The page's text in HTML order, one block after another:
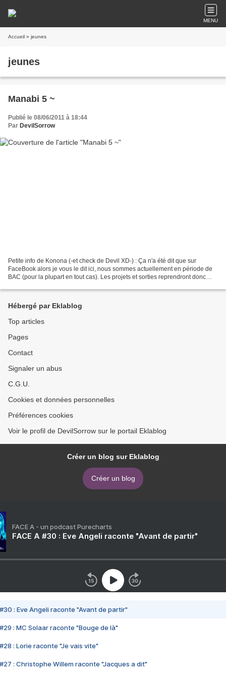
MENU
Accueil » jeunes
jeunes
Manabi 5 ~
Publié le 08/06/2011 à 18:44
Par DevilSorrow
Petite info de Konona (-et check de Devil XD-) : Ça n'a été dit que sur
FaceBook alors je vous le dit ici, nous sommes actuellement en période de
BAC (pour la plupart en tout cas). Les projets et sorties reprendront donc
Hébergé par Eklablog
Top articles
Pages
Contact
Signaler un abus
C.G.U.
Cookies et données personnelles
Préférences cookies
Voir le profil de DevilSorrow sur le portail Eklablog
Créer un blog sur Eklablog
Créer un blog
FACE A - un podcast Purecharts
FACE A #30 : Eve Angeli raconte "Avant de partir"
#30 : Eve Angeli raconte "Avant de partir"
#29 : MC Solaar raconte "Bouge de là"
#28 : Lorie raconte "Je vais vite"
#27 : Christophe Willem raconte "Jacques a dit"